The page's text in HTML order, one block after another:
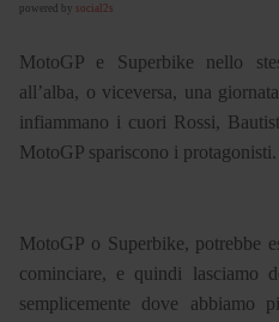
powered by social2s
MotoGP e Superbike nello
all’alba, o viceversa, una
infiammano i cuori Rossi,
MotoGP spariscono i protagonisti.
MotoGP o Superbike, potrebbe
cominciare, e quindi lasciamo
semplicemente dove abbiamo